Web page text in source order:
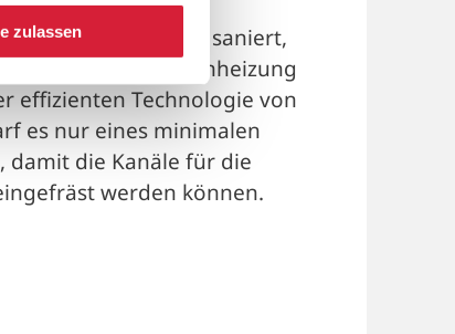
zulassen
Holzbalkendecken saniert,
einer Bodenheizung
eﬃzienten Technologie von
es nur eines minimalen
damit die Kanäle für die
werden können.